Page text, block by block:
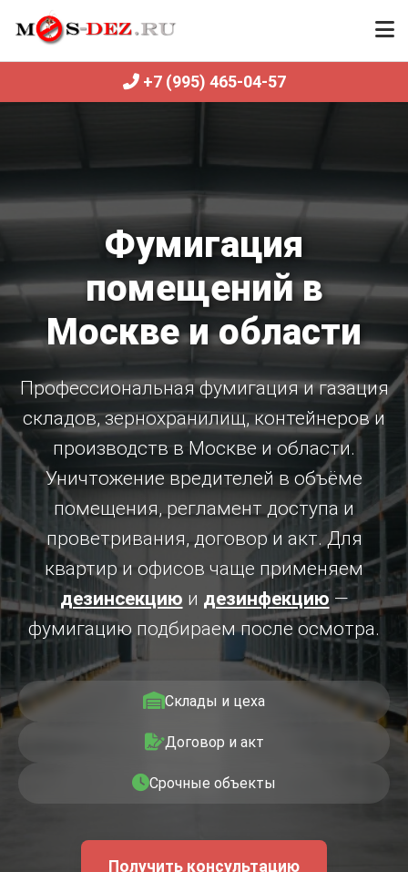
+7 (995) 465-04-57
Фумигация
помещений в
Москве и области
Профессиональная фумигация и газация
складов, зернохранилищ, контейнеров и
производств в Москве и области.
Уничтожение вредителей в объёме
помещения, регламент доступа и
проветривания, договор и акт. Для
квартир и офисов чаще применяем
дезинсекцию и дезинфекцию —
фумигацию подбираем после осмотра.
Склады и цеха
Договор и акт
Срочные объекты
Получить консультацию